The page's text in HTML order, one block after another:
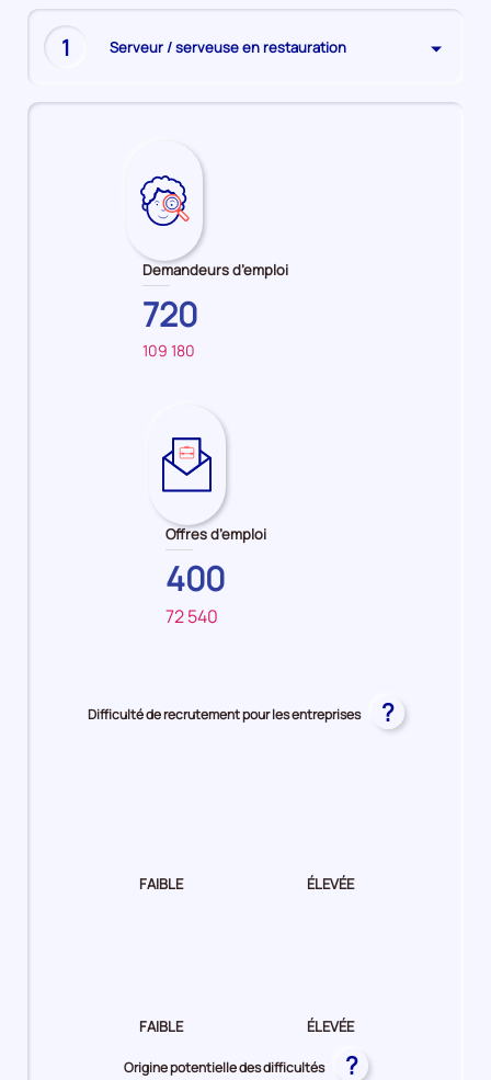
plus
recherchés
métiers
recherchés
1 Serveur / serveuse en restauration
DU-
restauration
Demandeurs d’emploi
720
109 180
Offres d’emploi
400
72 540
Difficulté de recrutement pour les entreprises ?
FAIBLE ÉLEVÉE
FAIBLE ÉLEVÉE
Origine potentielle des difficultés ?